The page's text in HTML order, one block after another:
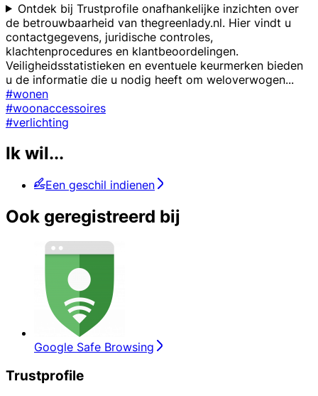
Ontdek bij Trustprofile onafhankelijke inzichten over
de betrouwbaarheid van thegreenlady.nl. Hier vindt u
contactgegevens, juridische controles,
klachtenprocedures en klantbeoordelingen.
Veiligheidsstatistieken en eventuele keurmerken bieden
u de informatie die u nodig heeft om weloverwogen...
#wonen
#woonaccessoires
#verlichting
Ik wil...
Een geschil indienen
Ook geregistreerd bij
Google Safe Browsing
Trustprofile